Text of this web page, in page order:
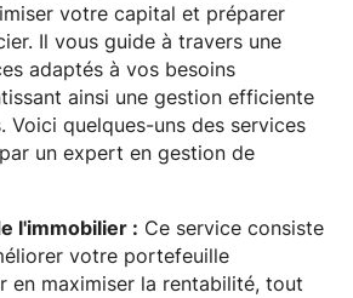
votre capital et préparer
Il vous guide à travers une
adaptés à vos besoins
ainsi une gestion efficiente
Voici quelques-uns des services
un expert en gestion de
l'immobilier : Ce service consiste
votre portefeuille
en maximiser la rentabilité, tout